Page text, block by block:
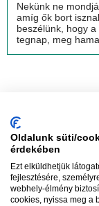
Nekünk ne
amíg ők bort
beszélünk, hogy
tegnap, meg
Oldalunk süti/
érdekében
Ezt elküldhetjük
fejlesztésére,
webhely-élmény
cookies, nyissa meg a